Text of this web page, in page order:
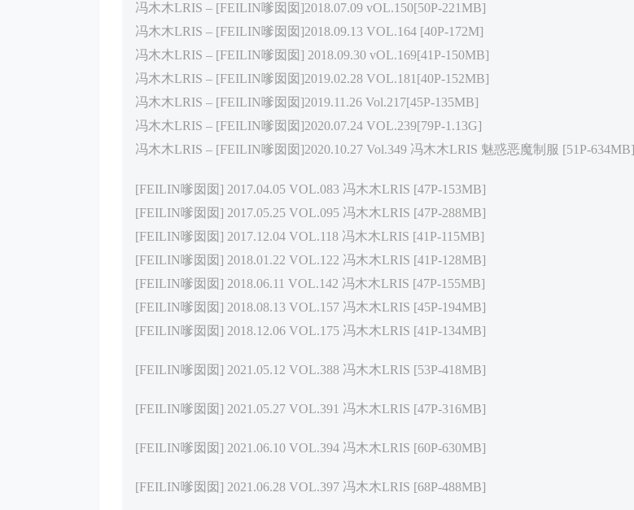
冯木木LRIS – [FEILIN嗲囡囡]2018.07.09 vOL.150[50P-221MB]
冯木木LRIS – [FEILIN嗲囡囡]2018.09.13 VOL.164 [40P-172M]
冯木木LRIS – [FEILIN嗲囡囡] 2018.09.30 vOL.169[41P-150MB]
冯木木LRIS – [FEILIN嗲囡囡]2019.02.28 VOL.181[40P-152MB]
冯木木LRIS – [FEILIN嗲囡囡]2019.11.26 Vol.217[45P-135MB]
冯木木LRIS – [FEILIN嗲囡囡]2020.07.24 VOL.239[79P-1.13G]
冯木木LRIS – [FEILIN嗲囡囡]2020.10.27 Vol.349 冯木木LRIS 魅惑恶魔制服 [51P-634MB]
[FEILIN嗲囡囡] 2017.04.05 VOL.083 冯木木LRIS [47P-153MB]
[FEILIN嗲囡囡] 2017.05.25 VOL.095 冯木木LRIS [47P-288MB]
[FEILIN嗲囡囡] 2017.12.04 VOL.118 冯木木LRIS [41P-115MB]
[FEILIN嗲囡囡] 2018.01.22 VOL.122 冯木木LRIS [41P-128MB]
[FEILIN嗲囡囡] 2018.06.11 VOL.142 冯木木LRIS [47P-155MB]
[FEILIN嗲囡囡] 2018.08.13 VOL.157 冯木木LRIS [45P-194MB]
[FEILIN嗲囡囡] 2018.12.06 VOL.175 冯木木LRIS [41P-134MB]
[FEILIN嗲囡囡] 2021.05.12 VOL.388 冯木木LRIS [53P-418MB]
[FEILIN嗲囡囡] 2021.05.27 VOL.391 冯木木LRIS [47P-316MB]
[FEILIN嗲囡囡] 2021.06.10 VOL.394 冯木木LRIS [60P-630MB]
[FEILIN嗲囡囡] 2021.06.28 VOL.397 冯木木LRIS [68P-488MB]